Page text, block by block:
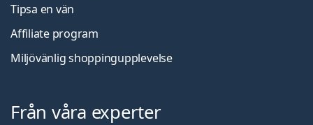
Tipsa en vän
Affiliate program
Miljövänlig shoppingupplevelse
Från våra experter